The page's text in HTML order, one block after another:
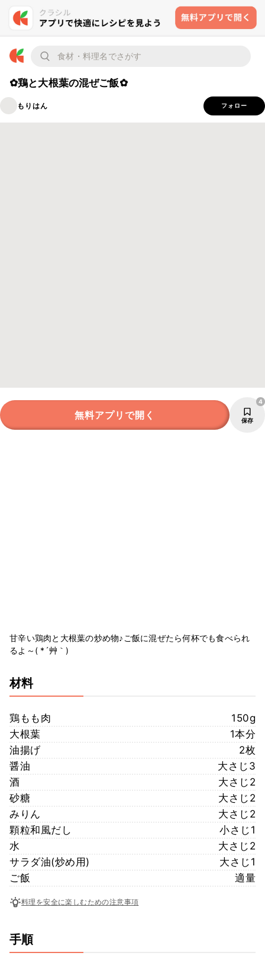
✿鶏と大根葉の混ぜご飯✿
もりはん フォロー
無料アプリで開く 保存
4
甘辛い鶏肉と大根葉の炒め物♪ご飯に混ぜたら何杯でも食べられ
るよ～( *´艸｀)
材料
鶏もも肉
150g
大根葉
1本分
油揚げ
2枚
醤油
大さじ3
酒
大さじ2
砂糖
大さじ2
みりん
大さじ2
顆粒和風だし
小さじ1
水
大さじ2
サラダ油(炒め用)
大さじ1
ご飯
適量
料理を安全に楽しむための注意事項
手順